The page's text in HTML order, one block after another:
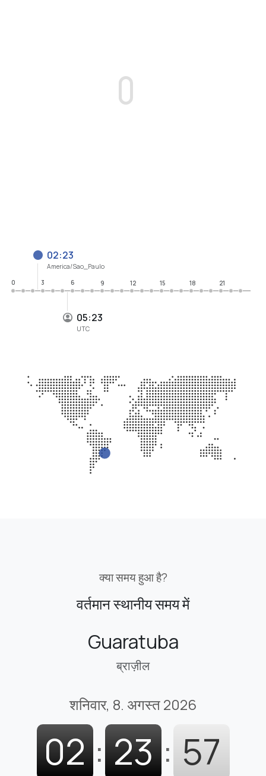
05:23
UTC
02:23
America/Sao_Paulo
0
3 6 9 12 15 18 21
क्या समय हुआ है?
वर्तमान स्थानीय समय में
Guaratuba
ब्राज़ील
शनिवार, 8. अगस्त 2026
02 : 23 : 58